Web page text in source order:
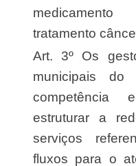
tratamento
Art. 3º Os gestores estaduais, distrital e
municipais
competência
estruturar a
serviços
fluxos para o